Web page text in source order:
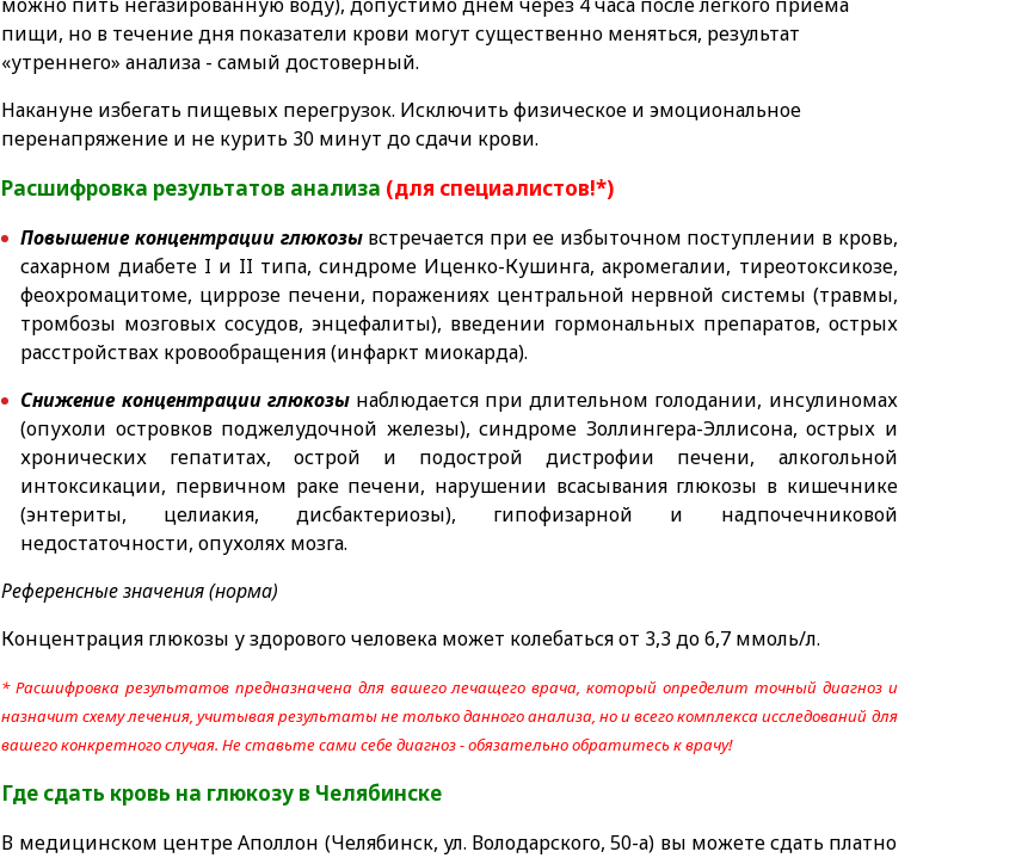
пищи, но в течение дня показатели крови могут существенно меняться, результат
«утреннего» анализа - самый достоверный.
Накануне избегать пищевых перегрузок. Исключить физическое и эмоциональное
перенапряжение и не курить 30 минут до сдачи крови.
Расшифровка результатов анализа (для специалистов!*)
Повышение концентрации глюкозывстречается при ее избыточном поступлении в кровь,
сахарном диабете I и II типа, синдроме Иценко-Кушинга, акромегалии, тиреотоксикозе,
феохромацитоме, циррозе печени, поражениях центральной нервной системы (травмы,
тромбозы мозговых сосудов, энцефалиты), введении гормональных препаратов, острых
расстройствах кровообращения (инфаркт миокарда).
Снижение концентрации глюкозынаблюдается при длительном голодании, инсулиномах
(опухоли островков поджелудочной железы), синдроме Золлингера-Эллисона, острых и
хронических гепатитах, острой и подострой дистрофии печени, алкогольной
интоксикации, первичном раке печени, нарушении всасывания глюкозы в кишечнике
(энтериты, целиакия, дисбактериозы), гипофизарной и надпочечниковой
недостаточности, опухолях мозга.
Референсные значения (норма)
Концентрация глюкозы у здорового человека может колебаться от 3,3 до 6,7 ммоль/л.
* Расшифровка результатов предназначена для вашего лечащего врача, который определит точный диагноз и
назначит схему лечения, учитывая результаты не только данного анализа, но и всего комплекса исследований для
вашего конкретного случая. Не ставьте сами себе диагноз - обязательно обратитесь к врачу!
Где сдать кровь на глюкозу в Челябинске
В медицинском центре Аполлон (Челябинск, ул. Володарского, 50-а) вы можете сдать платно